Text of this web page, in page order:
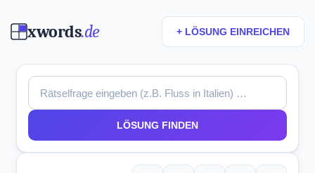
xwords.de + LÖSUNG EINREICHEN
LÖSUNG FINDEN